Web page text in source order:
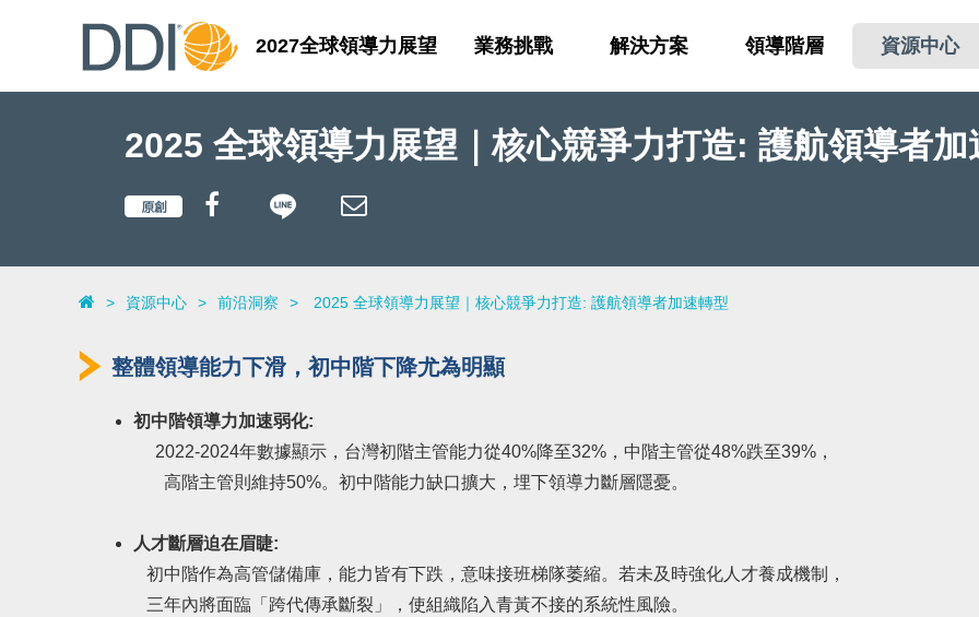
2027全球領導力展望 業務挑戰 解決方案 領導階層 資源中心
2025 全球領導力展望｜核心競爭力打造: 護航領導者加
> 資源中心 > 前沿洞察 > 2025 全球領導力展望｜核心競爭力打造: 護航領導者加速轉型
整體領導能力下滑，初中階下降尤為明顯
初中階領導力加速弱化:
2022-2024年數據顯示，台灣初階主管能力從40%降至32%，中階主管從48%跌至39%，
高階主管則維持50%。初中階能力缺口擴大，埋下領導力斷層隱憂。
人才斷層迫在眉睫:
初中階作為高管儲備庫，能力皆有下跌，意味接班梯隊萎縮。若未及時強化人才養成機制，
三年內將面臨「跨代傳承斷裂」，使組織陷入青黃不接的系統性風險。